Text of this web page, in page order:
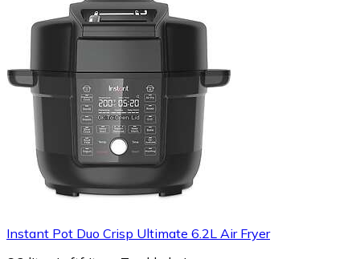
Instant Pot Duo Crisp Ultimate 6.2L Air Fryer